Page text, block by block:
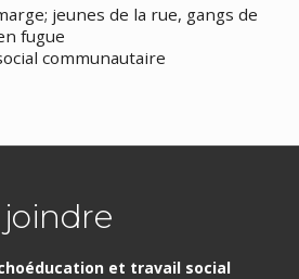
jeunes de la rue, gangs de
fugue
communautaire
et travail social